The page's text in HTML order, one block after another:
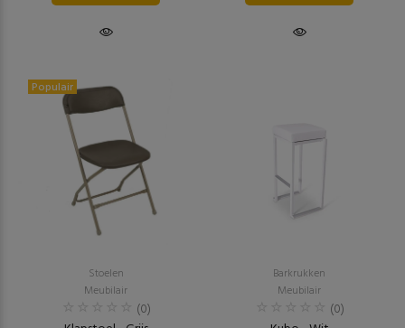
Populair
Stoelen
Meubilair
(0)
Barkrukken
Meubilair
(0)